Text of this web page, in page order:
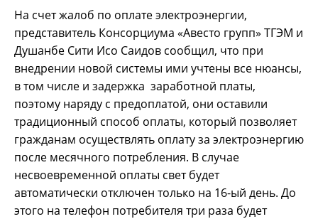
На счет жалоб по оплате электроэнергии,
представитель Консорциума «Авесто групп» ТГЭМ и
Душанбе Сити Исо Саидов сообщил, что при
внедрении новой системы ими учтены все нюансы,
в том числе и задержка заработной платы,
поэтому наряду с предоплатой, они оставили
традиционный способ оплаты, который позволяет
гражданам осуществлять оплату за электроэнергию
после месячного потребления. В случае
несвоевременной оплаты свет будет
автоматически отключен только на 16-ый день. До
этого на телефон потребителя три раза будет